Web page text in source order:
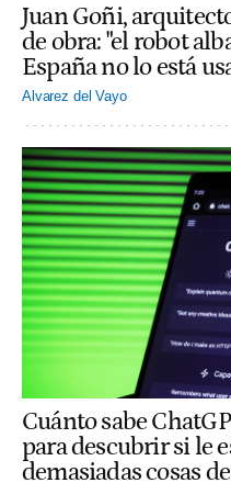
Juan Goñi,
de obra: "el robot
España no lo está
Alvarez del Vayo
Cuánto sabe
para descubrir si le
demasiadas cosas